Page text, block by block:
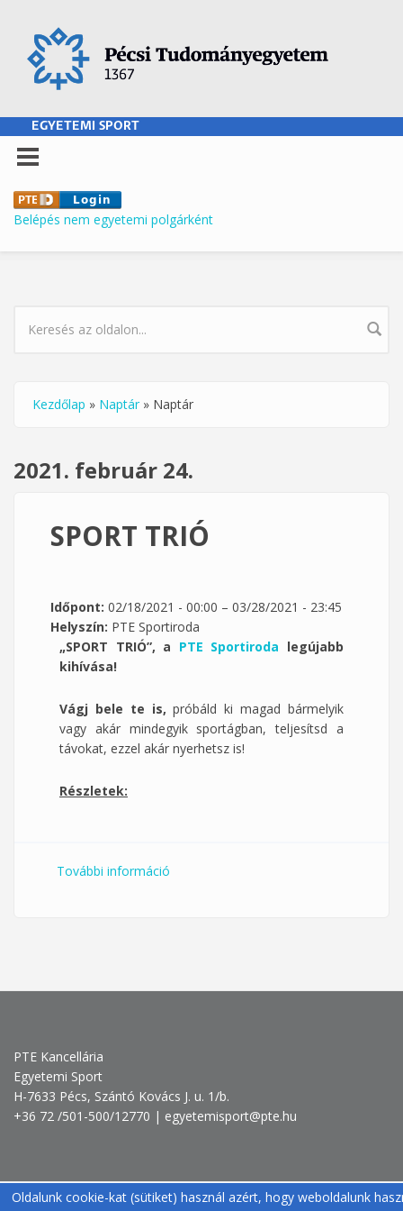
EGYETEMI SPORT
Belépés nem egyetemi polgárként
KERESÉS ŰRLAP
Jelenlegi hely
Kezdőlap » Naptár » Naptár
2021. február 24.
SPORT TRIÓ
Időpont: 02/18/2021 - 00:00 – 03/28/2021 - 23:45
Helyszín: PTE Sportiroda
„SPORT TRIÓ”, a PTE Sportiroda legújabb
kihívása!
Vágj bele te is,próbáld ki magad bármelyik
vagy akár mindegyik sportágban, teljesítsd a
távokat, ezzel akár nyerhetsz is!
Részletek:
További információ
PTE Kancellária
Egyetemi Sport
H-7633 Pécs, Szántó Kovács J. u. 1/b.
+36 72 /501-500/12770 | egyetemisport@pte.hu
Oldalunk cookie-kat (sütiket) használ azért, hogy weboldalunk